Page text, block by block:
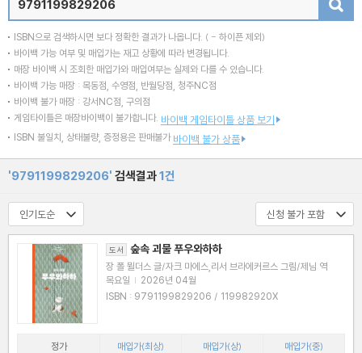
ISBN으로 검색하시면 보다 정확한 결과가 나옵니다. ( - 하이픈 제외)
바이백 가능 여부 및 매입가는 재고 상황에 따라 변경됩니다.
매장 바이백 시 조회한 매입가와 매입여부는 실제와 다를 수 있습니다.
바이백 가능 매장 : 목동점, 수영점, 반월당점, 청주NC점
바이백 불가 매장 : 강서NC점, 구의점
게임타이틀은 매장바이백이 불가합니다. 바이백 게임타이틀 상품 보기
ISBN 불일치, 상태불량, 증정용은 판매불가 바이백 불가 상품
'9791199829206' 검색결과1건
도서 숲속 괴물 푸우와하하
장 폴 뮐더스 글/자크 마에스,리서 브라에커르스 그림/제님 역
목요일 | 2026년 04월
ISBN : 9791199829206 / 119982920X
정가 매입가(최상) 매입가(상)
매입가(중)